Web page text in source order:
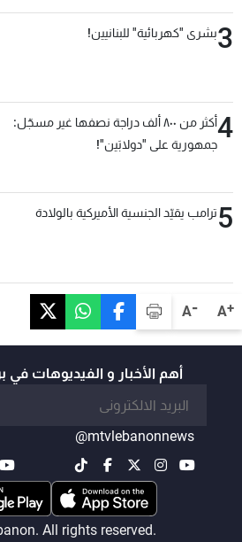
A+
A-
3بشرى "كهربائية" للبنانيين!
4
أكثر من ٨٠٠ ألف دراجة نصفها غير مسجّل:
جمهورية على "دولابَين"!
5ترامب يقيّد الجنسية الأميركية بالولادة
أهم الأخبار و الفيديوهات في
@mtvlebanonnews
All rights reserved.